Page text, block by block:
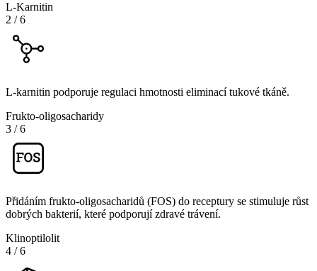
L-Karnitin
2 /6
L-karnitin podporuje regulaci hmotnosti eliminací tukové tkáně.
Frukto-oligosacharidy
3 /6
Přidáním frukto-oligosacharidů (FOS) do receptury se stimuluje růst
dobrých bakterií, které podporují zdravé trávení.
Klinoptilolit
4 /6